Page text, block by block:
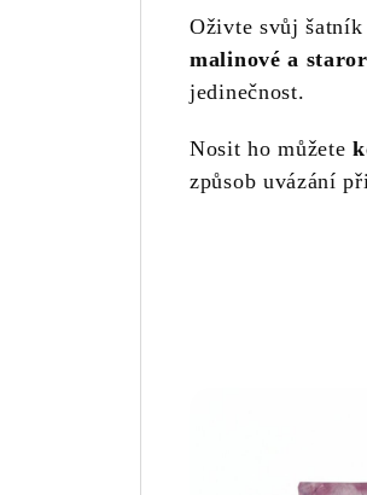
Oživte svůj
malinové a
jedinečnost.
Nosit ho můžete
způsob uvázání